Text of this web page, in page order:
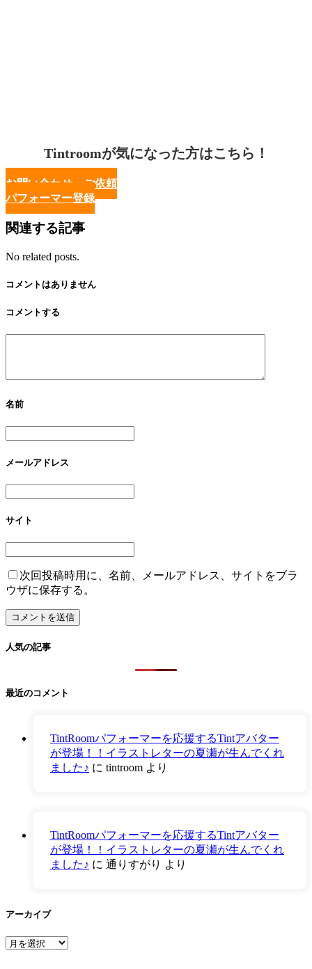
Tintroomが気になった方はこちら！
お問い合わせ・ご依頼
パフォーマー登録
関連する記事
No related posts.
コメントはありません
コメントする
名前
メールアドレス
サイト
次回投稿時用に、名前、メールアドレス、サイトをブラ
ウザに保存する。
人気の記事
最近のコメント
TintRoomパフォーマーを応援するTintアバター
が登場！！イラストレターの夏瀬が生んでくれ
ました♪ に tintroom より
TintRoomパフォーマーを応援するTintアバター
が登場！！イラストレターの夏瀬が生んでくれ
ました♪ に 通りすがり より
アーカイブ
ア